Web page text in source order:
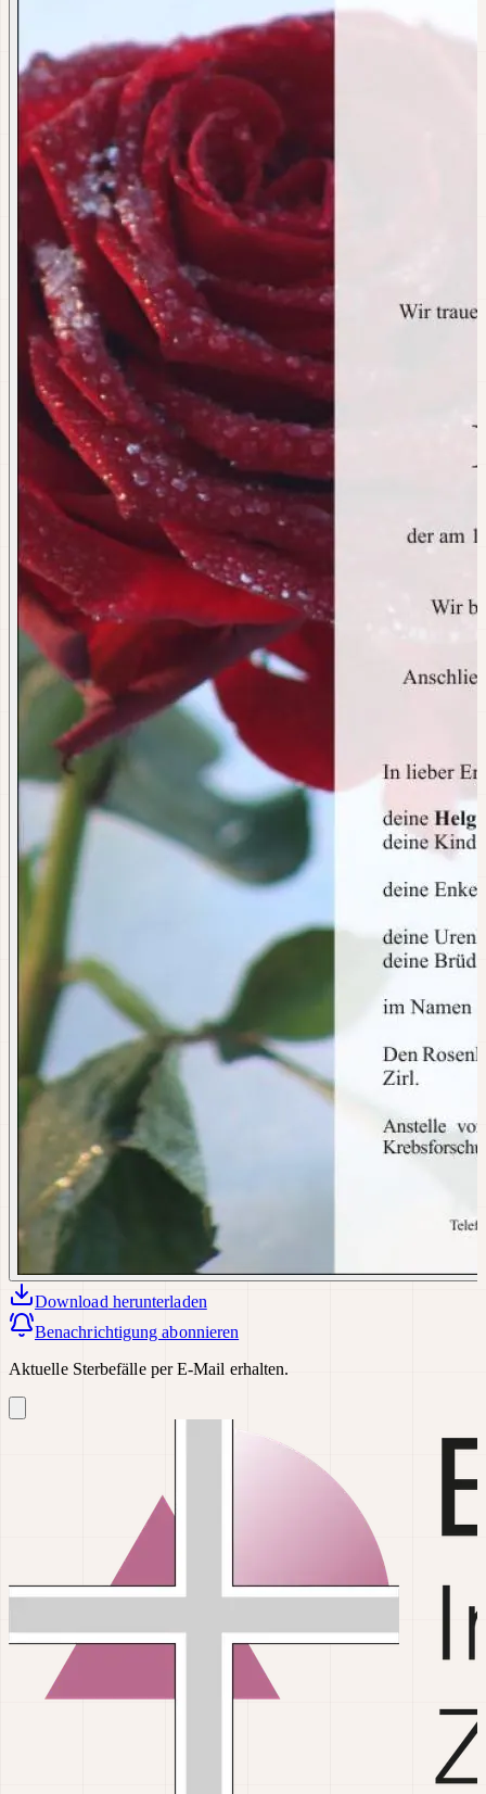
Download herunterladen
Benachrichtigung abonnieren
Aktuelle Sterbefälle per E-Mail erhalten.